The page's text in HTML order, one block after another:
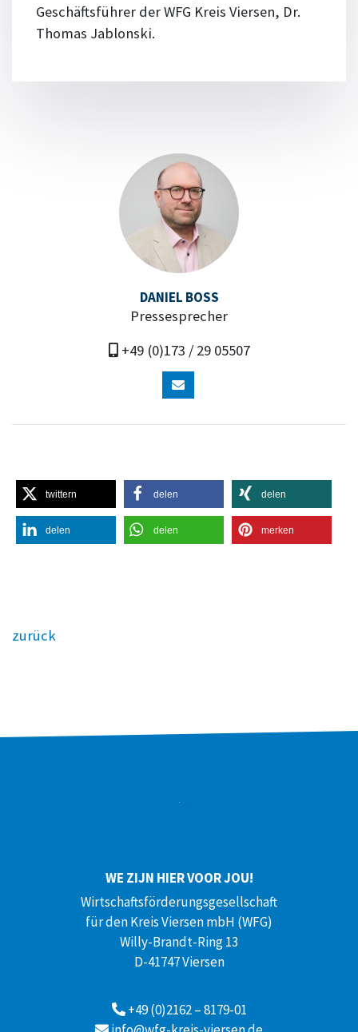
DANIEL BOSS
Pressesprecher
+49 (0)173 / 29 05507
Geschäftsführer der WFG Kreis Viersen, Dr.
Thomas Jablonski.
twittern delen delen
delen delen merken
zurück
WE ZIJN HIER VOOR JOU!
Wirtschaftsförderungsgesellschaft
für den Kreis Viersen mbH (WFG)
Willy-Brandt-Ring 13
D-41747 Viersen
+49 (0)2162 – 8179-01